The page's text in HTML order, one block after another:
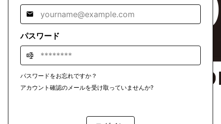
パスワード
パスワードをお忘れですか？
アカウント確認のメールを受け取っていませんか?